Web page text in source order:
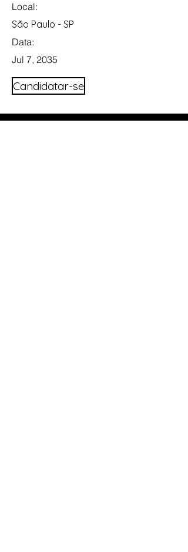
Local:
São Paulo - SP
Data:
Jul 7, 2035
Candidatar-se